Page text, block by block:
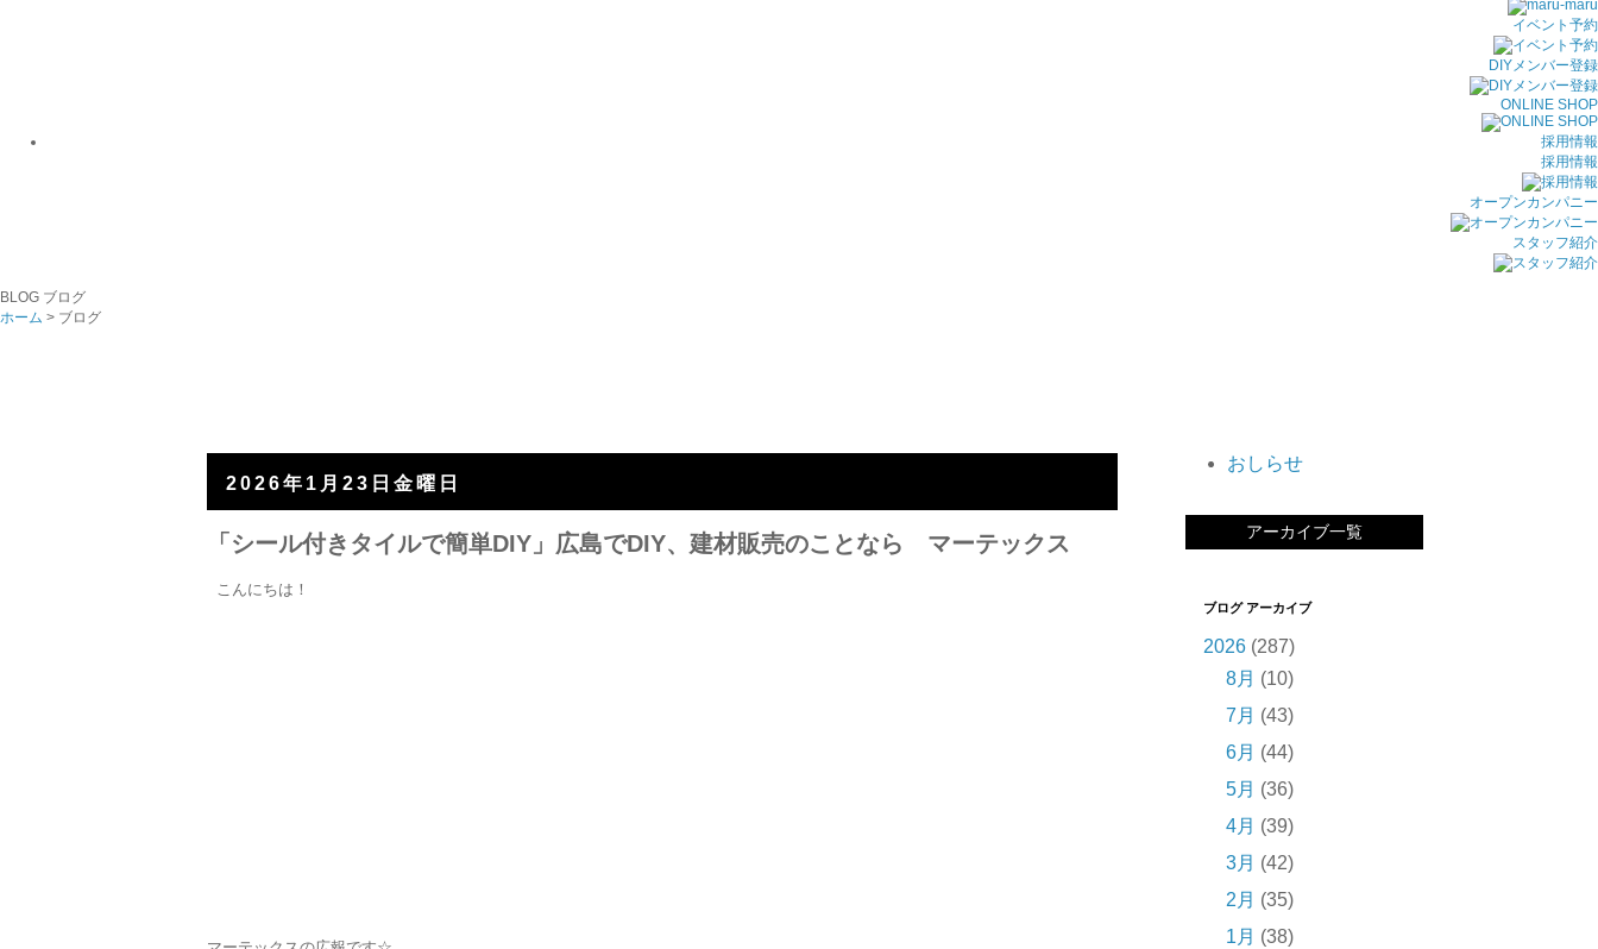
イベント予約
DIYメンバー登録
ONLINE SHOP
採用情報
採用情報
オープンカンパニー
スタッフ紹介
BLOG ブログ
ホーム > ブログ
2026年1月23日金曜日
「シール付きタイルで簡単DIY」広島でDIY、建材販売のことなら マーテックス
こんにちは！
おしらせ
アーカイブ一覧
ブログ アーカイブ
2026 (287)
8月 (10)
7月 (43)
6月 (44)
5月 (36)
4月 (39)
3月 (42)
2月 (35)
1月 (38)